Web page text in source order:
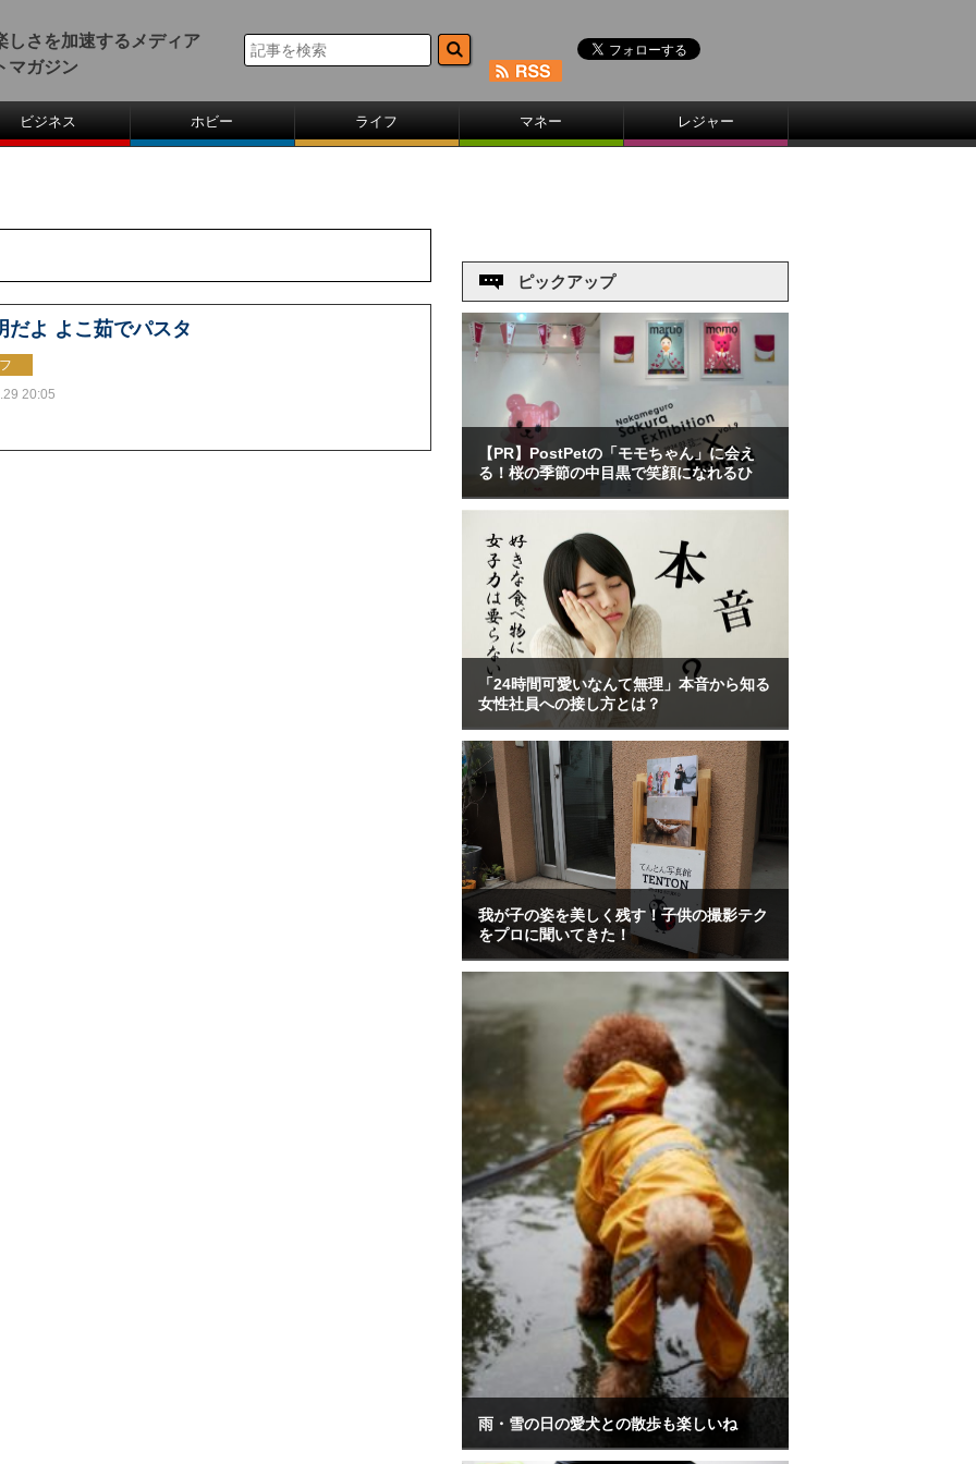
しさを加速するメディア
マガジン
ビジネス ホビー ライフ マネー レジャー
だよ よこ茹でパスタ
20:05
ピックアップ
【PR】PostPetの「モモちゃん」に会え
る！桜の季節の中目黒で笑顔になれるひ
「24時間可愛いなんて無理」本音から知る
女性社員への接し方とは？
我が子の姿を美しく残す！子供の撮影テク
をプロに聞いてきた！
雨・雪の日の愛犬との散歩も楽しいね